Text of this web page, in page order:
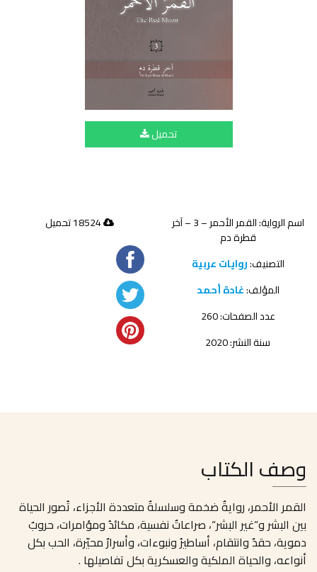
تحميل
اسم الرواية: القمر الأحمر – 3 – آخر
قطرة دم
التصنيف:روايات عربية
المؤلف:غادة أحمد
عدد الصفحات: 260
سنة النشر: 2020
18524 تحميل
وصف الكتاب
القمر الأحمر، روايةٌ ضخمة وسلسلةٌ متعددة الأجزاء، تُصور الحياة
بين البشر و“غير البشر“، صراعاتٌ نفسية، مكائدُ ومؤامرات، حروبٌ
دموية، حقدٌ وانتقام، أساطيرُ ونبوءات، وأسرارٌ محيّرة، الحب بكل
أنواعه، والحياة الملكية والعسكرية بكل تفاصيلها .